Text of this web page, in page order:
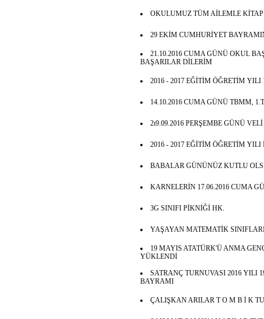
OKULUMUZ TÜM AİLEMLE
29 EKİM CUMHURİYET
21.10.2016 CUMA GÜNÜ OKUL
BAŞARILAR DİLERİM
2016 - 2017 EĞİTİM ÖĞRETİM YILI
14.10.2016 CUMA GÜNÜ TBMM,
2ı9.09.2016 PERŞEMBE GÜNÜ
2016 - 2017 EĞİTİM ÖĞRETİM
BABALAR GÜNÜNÜZ KUTLU
KARNELERİN 17.06.2016 CUMA
3G SINIFI PİKNİĞİ HK.
YAŞAYAN MATEMATİK
19 MAYIS ATATÜRK'Ü ANMA
YÜKLENDİ
SATRANÇ TURNUVASI 2016 YILI
BAYRAMI
ÇALIŞKAN ARILAR T O M B İ K